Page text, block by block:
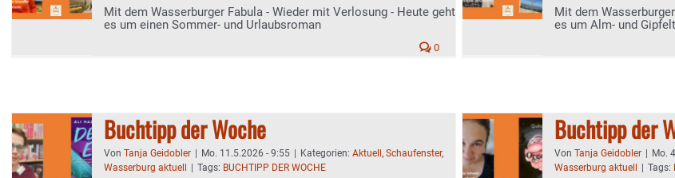
Mit dem Wasserburger Fabula - Wieder mit Verlosung - Heute geht
es um einen Sommer- und Urlaubsroman
0
Mit dem
es um Alm- und
Buchtipp der Woche
Von Tanja Geidobler Mo. 11.5.2026 - 9:55 Kategorien: Aktuell , Schaufenster,
Wasserburg aktuell
Tags: BUCHTIPP DER WOCHE
Buchtipp der
Von Tanja Geidobler Mo.
Wasserburg aktuell
Tags: